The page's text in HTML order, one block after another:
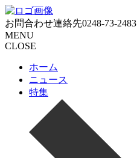
お問合わせ連絡先0248-73-2483
MENU
CLOSE
ホーム
ニュース
特集